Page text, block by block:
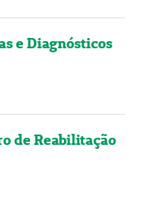
e Diagnósticos
de Reabilitação